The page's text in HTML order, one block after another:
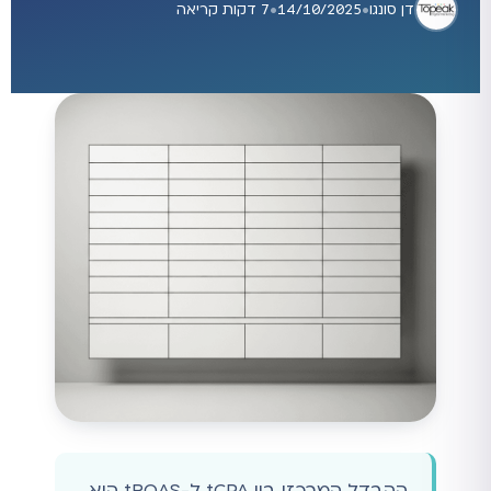
דן סונגו•
14/10/2025
•7 דקות קריאה